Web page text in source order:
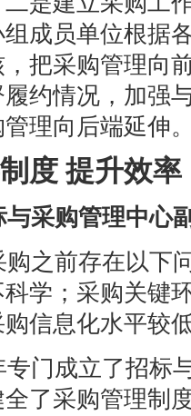
成员单位根据
把采购管理向
约情况，加强
理向后端延伸
度 提升效率
采购管理中心
之前存在以下
学；采购关键
信息化水平较
门成立了招标
了采购管理制